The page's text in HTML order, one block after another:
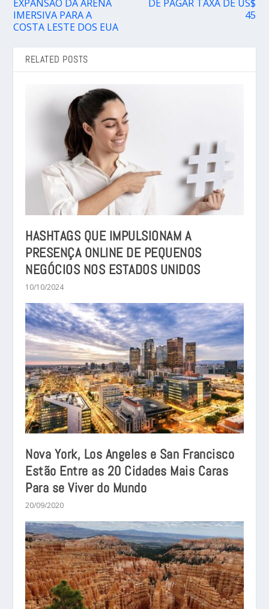
EXPANSÃO DA ARENA
IMERSIVA PARA A
COSTA LESTE DOS EUA
DE PAGAR TAXA DE US$
45
RELATED POSTS
HASHTAGS QUE IMPULSIONAM A
PRESENÇA ONLINE DE PEQUENOS
NEGÓCIOS NOS ESTADOS UNIDOS
10/10/2024
Nova York, Los Angeles e San Francisco
Estão Entre as 20 Cidades Mais Caras
Para se Viver do Mundo
20/09/2020